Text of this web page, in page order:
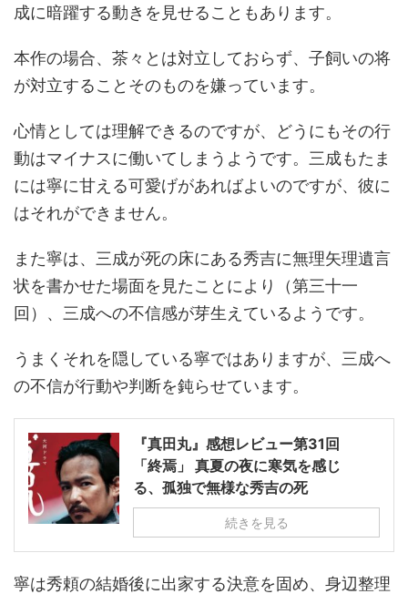
成に暗躍する動きを見せることもあります。
本作の場合、茶々とは対立しておらず、子飼いの将
が対立することそのものを嫌っています。
心情としては理解できるのですが、どうにもその行
動はマイナスに働いてしまうようです。三成もたま
には寧に甘える可愛げがあればよいのですが、彼に
はそれができません。
また寧は、三成が死の床にある秀吉に無理矢理遺言
状を書かせた場面を見たことにより（第三十一
回）、三成への不信感が芽生えているようです。
うまくそれを隠している寧ではありますが、三成へ
の不信が行動や判断を鈍らせています。
『真田丸』感想レビュー第31回
「終焉」 真夏の夜に寒気を感じ
る、孤独で無様な秀吉の死
続きを見る
寧は秀頼の結婚後に出家する決意を固め、身辺整理